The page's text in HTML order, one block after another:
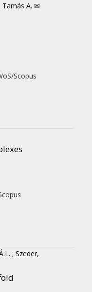
Tamás A. ✉
Scopus
; Szeder,